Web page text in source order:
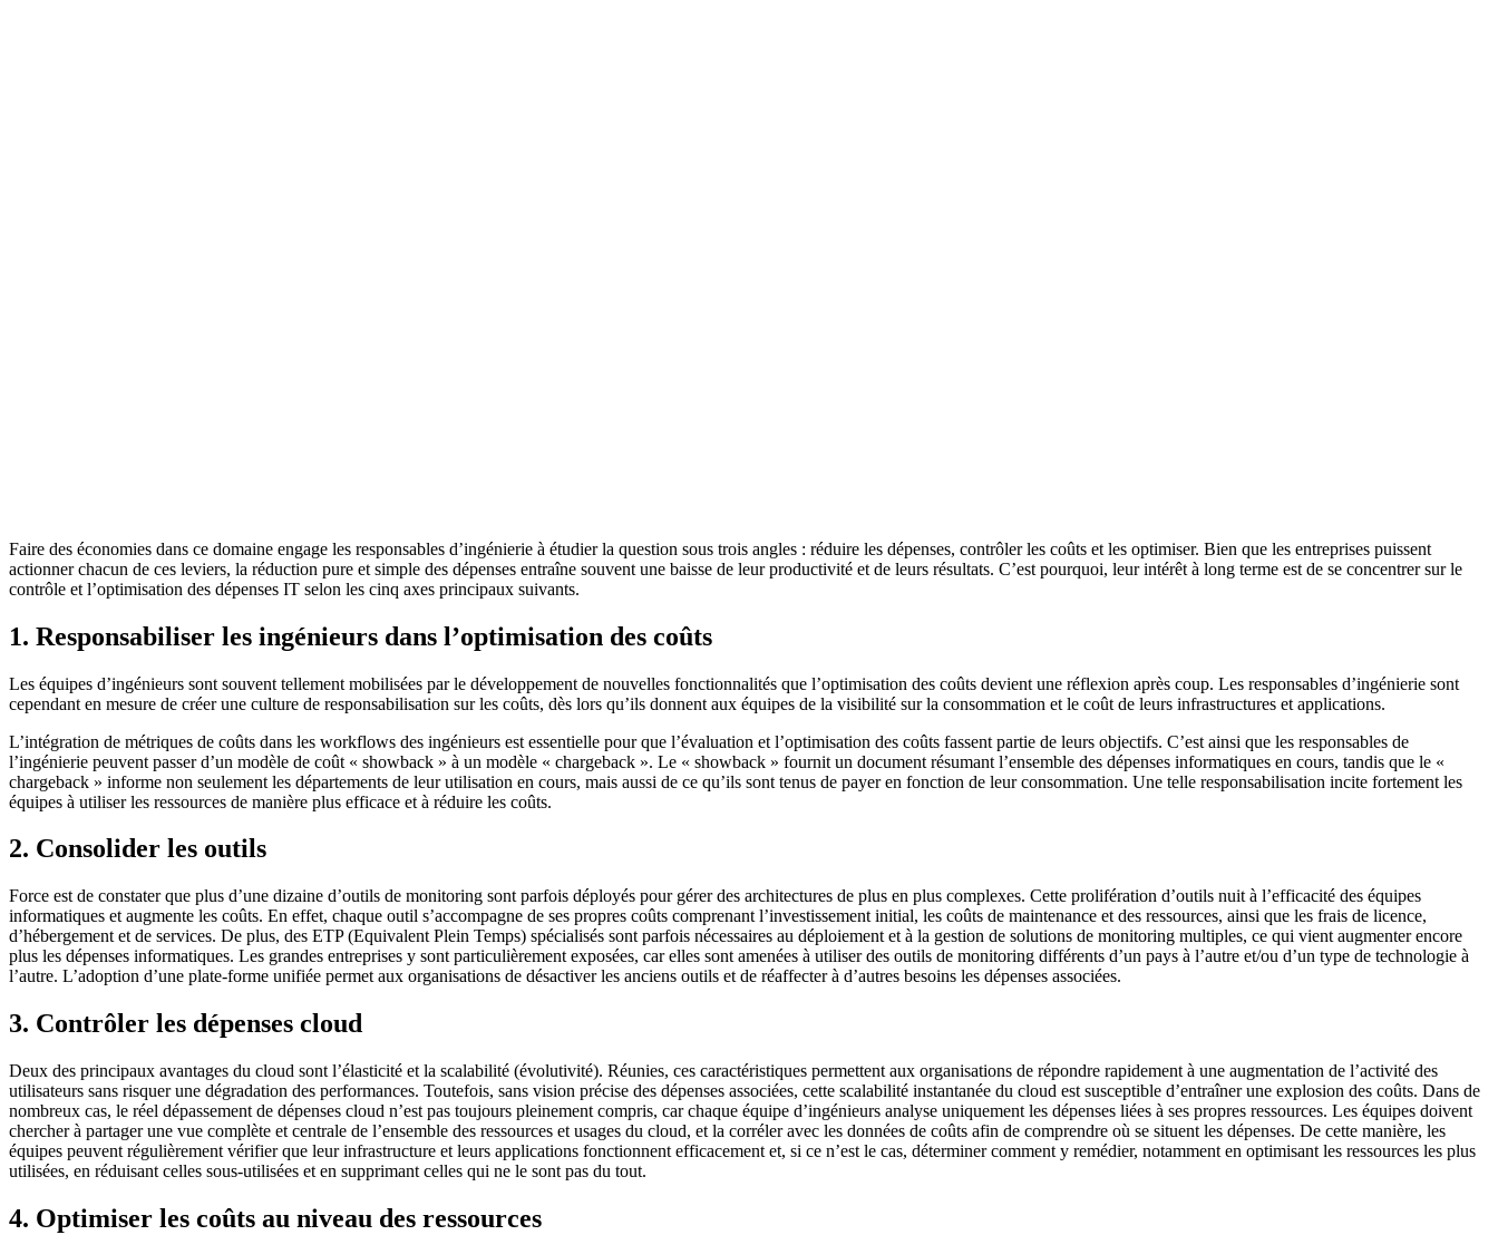
Faire des économies dans ce domaine engage les responsables d’ingénierie à étudier la question sous trois angles : réduire les dépenses, contrôler les coûts et les optimiser. Bien que les entreprises puissent
actionner chacun de ces leviers, la réduction pure et simple des dépenses entraîne souvent une baisse de leur productivité et de leurs résultats. C’est pourquoi, leur intérêt à long terme est de se concentrer sur le
contrôle et l’optimisation des dépenses IT selon les cinq axes principaux suivants.
1. Responsabiliser les ingénieurs dans l’optimisation des coûts
Les équipes d’ingénieurs sont souvent tellement mobilisées par le développement de nouvelles fonctionnalités que l’optimisation des coûts devient une réflexion après coup. Les responsables d’ingénierie sont
cependant en mesure de créer une culture de responsabilisation sur les coûts, dès lors qu’ils donnent aux équipes de la visibilité sur la consommation et le coût de leurs infrastructures et applications.
L’intégration de métriques de coûts dans les workflows des ingénieurs est essentielle pour que l’évaluation et l’optimisation des coûts fassent partie de leurs objectifs. C’est ainsi que les responsables de
l’ingénierie peuvent passer d’un modèle de coût « showback » à un modèle « chargeback ». Le « showback » fournit un document résumant l’ensemble des dépenses informatiques en cours, tandis que le «
chargeback » informe non seulement les départements de leur utilisation en cours, mais aussi de ce qu’ils sont tenus de payer en fonction de leur consommation. Une telle responsabilisation incite fortement les
équipes à utiliser les ressources de manière plus efficace et à réduire les coûts.
2. Consolider les outils
Force est de constater que plus d’une dizaine d’outils de monitoring sont parfois déployés pour gérer des architectures de plus en plus complexes. Cette prolifération d’outils nuit à l’efficacité des équipes
informatiques et augmente les coûts. En effet, chaque outil s’accompagne de ses propres coûts comprenant l’investissement initial, les coûts de maintenance et des ressources, ainsi que les frais de licence,
d’hébergement et de services. De plus, des ETP (Equivalent Plein Temps) spécialisés sont parfois nécessaires au déploiement et à la gestion de solutions de monitoring multiples, ce qui vient augmenter encore
plus les dépenses informatiques. Les grandes entreprises y sont particulièrement exposées, car elles sont amenées à utiliser des outils de monitoring différents d’un pays à l’autre et/ou d’un type de technologie à
l’autre. L’adoption d’une plate-forme unifiée permet aux organisations de désactiver les anciens outils et de réaffecter à d’autres besoins les dépenses associées.
3. Contrôler les dépenses cloud
Deux des principaux avantages du cloud sont l’élasticité et la scalabilité (évolutivité). Réunies, ces caractéristiques permettent aux organisations de répondre rapidement à une augmentation de l’activité des
utilisateurs sans risquer une dégradation des performances. Toutefois, sans vision précise des dépenses associées, cette scalabilité instantanée du cloud est susceptible d’entraîner une explosion des coûts. Dans de
nombreux cas, le réel dépassement de dépenses cloud n’est pas toujours pleinement compris, car chaque équipe d’ingénieurs analyse uniquement les dépenses liées à ses propres ressources. Les équipes doivent
chercher à partager une vue complète et centrale de l’ensemble des ressources et usages du cloud, et la corréler avec les données de coûts afin de comprendre où se situent les dépenses. De cette manière, les
équipes peuvent régulièrement vérifier que leur infrastructure et leurs applications fonctionnent efficacement et, si ce n’est le cas, déterminer comment y remédier, notamment en optimisant les ressources les plus
utilisées, en réduisant celles sous-utilisées et en supprimant celles qui ne le sont pas du tout.
4. Optimiser les coûts au niveau des ressources